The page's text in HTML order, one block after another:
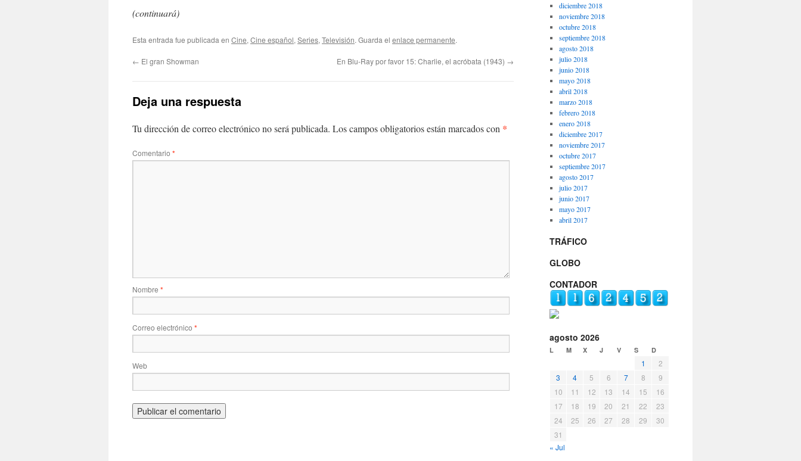
(continuará)
Esta entrada fue publicada en Cine, Cine español, Series, Televisión. Guarda el enlace permanente.
← El gran Showman En Blu-Ray por favor 15: Charlie, el acróbata (1943) →
Deja una respuesta
Tu dirección de correo electrónico no será publicada. Los campos obligatorios están marcados con *
Comentario *
Nombre *
Correo electrónico *
Web
diciembre 2018
noviembre 2018
octubre 2018
septiembre 2018
agosto 2018
julio 2018
junio 2018
mayo 2018
abril 2018
marzo 2018
febrero 2018
enero 2018
diciembre 2017
noviembre 2017
octubre 2017
septiembre 2017
agosto 2017
julio 2017
junio 2017
mayo 2017
abril 2017
TRÁFICO
GLOBO
CONTADOR
agosto 2026
L M X J V S D
1
2
3
4 5 6 7 8
9
10
11 12 13 14 15
16
17
18 19 20 21 22
23
24
25 26 27 28 29
30
31
« Jul